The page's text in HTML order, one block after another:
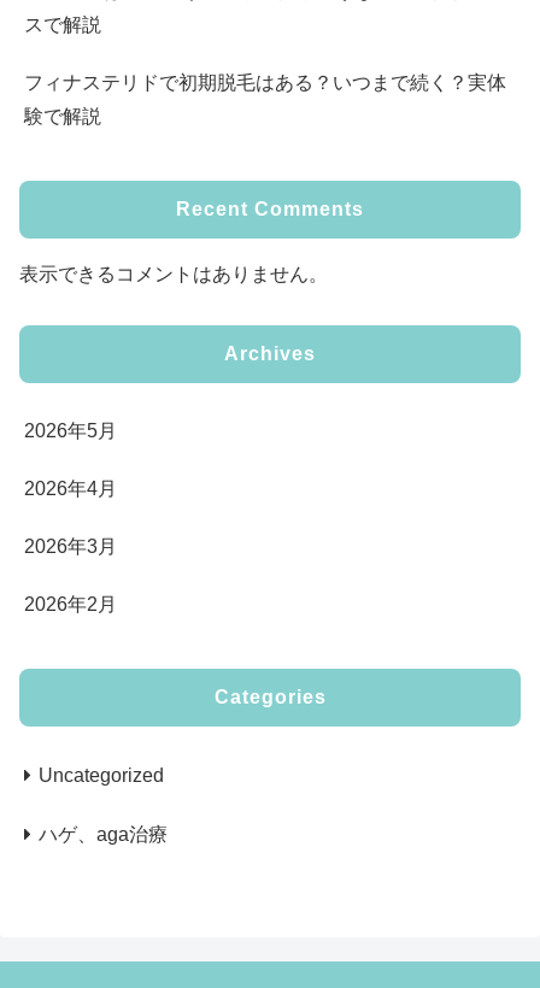
スで解説
フィナステリドで初期脱毛はある？いつまで続く？実体
験で解説
Recent Comments
表示できるコメントはありません。
Archives
2026年5月
2026年4月
2026年3月
2026年2月
Categories
Uncategorized
ハゲ、aga治療